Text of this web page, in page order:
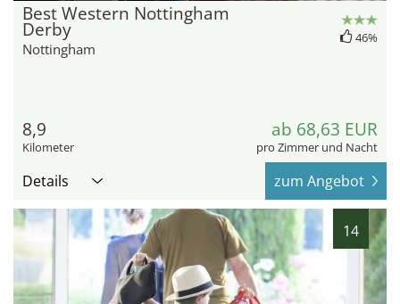
Best Western Nottingham
Derby
Nottingham
46%
8,9
Kilometer
ab 68,63 EUR
pro Zimmer und Nacht
Details zum Angebot
14